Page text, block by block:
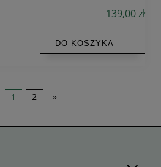
139,00 zł
DO KOSZYKA
1 2 »